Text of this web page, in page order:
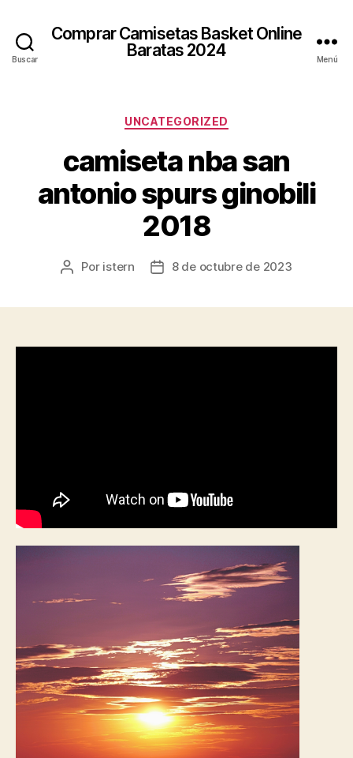
Buscar
Comprar Camisetas Basket Online
Baratas 2024
Menú
Categorías
UNCATEGORIZED
camiseta nba san
antonio spurs ginobili
2018
Autor
Por istern
Fecha8 de octubre de 2023